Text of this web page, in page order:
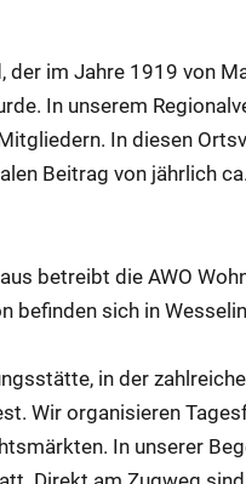
der im Jahre 1919 von
In unserem
In diesen
Beitrag von jährlich
betreibt die AWO
befinden sich in
in der
Wir organisieren
In unserer